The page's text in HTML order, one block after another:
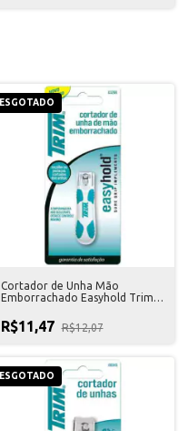
ESGOTADO
Cortador de Unha Mão
Emborrachado Easyhold Trim
R$11,47 R$12,07
ESGOTADO